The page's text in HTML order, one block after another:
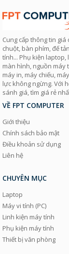
Cung cấp thông tin
chuột, bàn phím, đế
tính... Phụ kiện laptop,
màn hình, nguồn máy
máy in, máy chiếu,
lực không ngừng. Với
sánh giá, tìm giá rẻ
VỀ FPT COMPUTER
Giới thiệu
Chính sách bảo mật
Điều khoản sử dụng
Liên hệ
CHUYÊN MỤC
Laptop
Máy vi tính (PC)
Linh kiện máy tính
Phụ kiện máy tính
Thiết bị văn phòng